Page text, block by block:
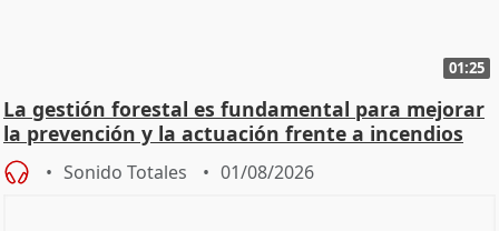
01:25
La gestión forestal es fundamental para mejorar
la prevención y la actuación frente a incendios
Sonido Totales 01/08/2026